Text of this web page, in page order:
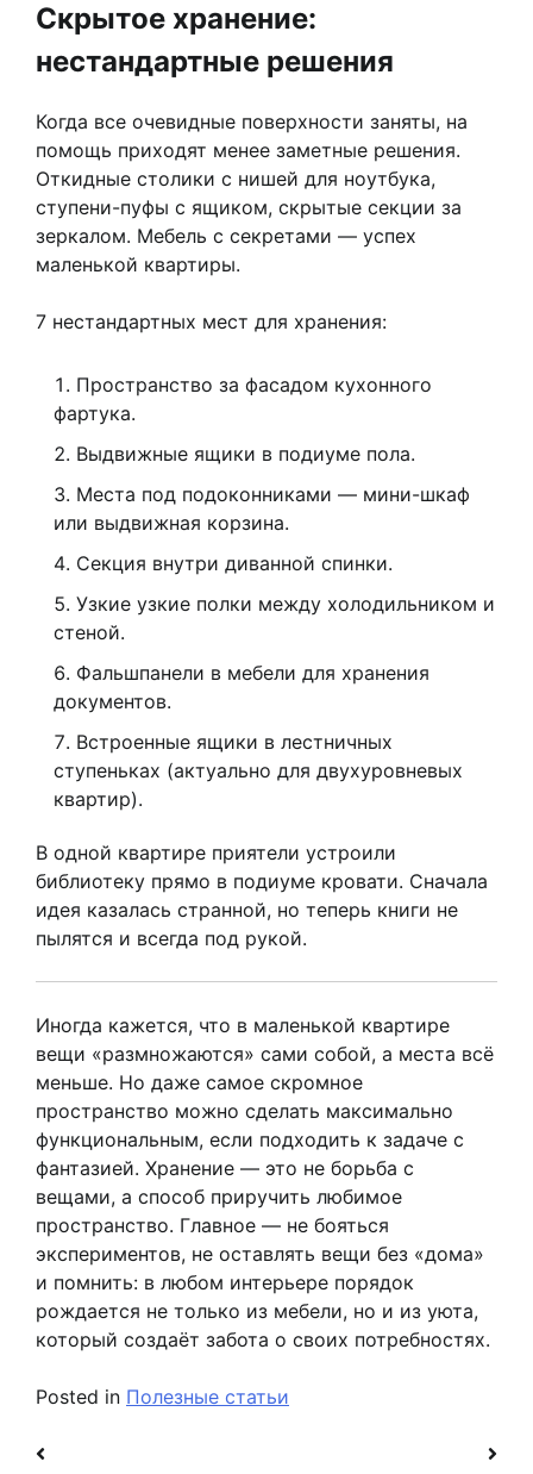
Скрытое хранение:
нестандартные решения
Когда все очевидные поверхности заняты, на
помощь приходят менее заметные решения.
Откидные столики с нишей для ноутбука,
ступени-пуфы с ящиком, скрытые секции за
зеркалом. Мебель с секретами — успех
маленькой квартиры.
7 нестандартных мест для хранения:
Пространство за фасадом кухонного
фартука.
Выдвижные ящики в подиуме пола.
Места под подоконниками — мини-шкаф
или выдвижная корзина.
Секция внутри диванной спинки.
Узкие узкие полки между холодильником и
стеной.
Фальшпанели в мебели для хранения
документов.
Встроенные ящики в лестничных
ступеньках (актуально для двухуровневых
квартир).
В одной квартире приятели устроили
библиотеку прямо в подиуме кровати. Сначала
идея казалась странной, но теперь книги не
пылятся и всегда под рукой.
Иногда кажется, что в маленькой квартире
вещи «размножаются» сами собой, а места всё
меньше. Но даже самое скромное
пространство можно сделать максимально
функциональным, если подходить к задаче с
фантазией. Хранение — это не борьба с
вещами, а способ приручить любимое
пространство. Главное — не бояться
экспериментов, не оставлять вещи без «дома»
и помнить: в любом интерьере порядок
рождается не только из мебели, но и из уюта,
который создаёт забота о своих потребностях.
Posted in Полезные статьи
Навигация